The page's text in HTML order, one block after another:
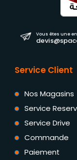
Vous êtes une
Service Client
Nos Magasins
Service
Service Drive
Commande
Paiement